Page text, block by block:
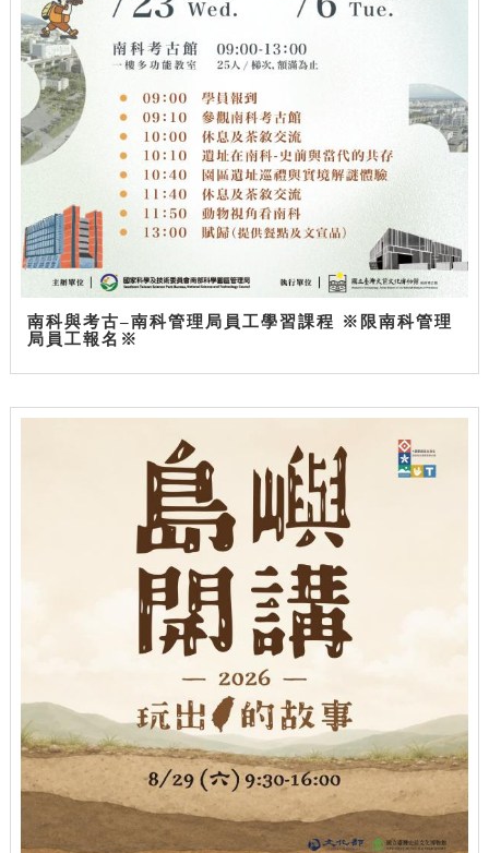
南科與考古–南科管理局員工學習課程 ※限南科管理
局員工報名※